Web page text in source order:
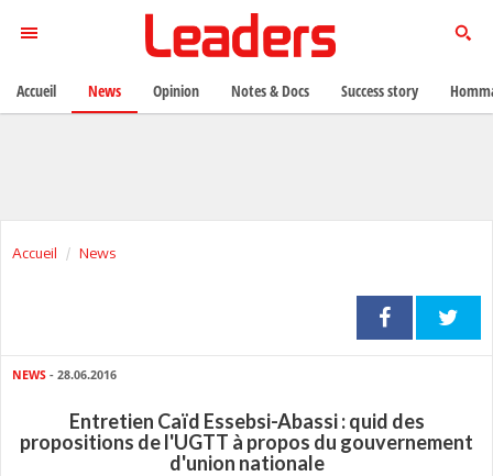
Accueil News
NEWS - 28.06.2016
Entretien Caïd Essebsi-Abassi : quid des
propositions de l'UGTT à propos du gouvernement
d'union nationale
Accueil News Opinion Notes & Docs Success story